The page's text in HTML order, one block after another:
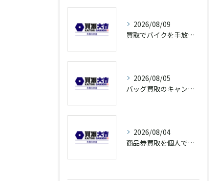
2026/08/09
買取でバイクを手放すなら奈良県橿原市大和郡山市の高額査定ポイントを解説
2026/08/05
バッグ買取のキャンペーンで奈良県橿原市でお得に売るための条件と注意点徹底ガイド
2026/08/04
商品券買取を個人で利用する際の奈良県橿原市で知っておきたい高換金ポイント